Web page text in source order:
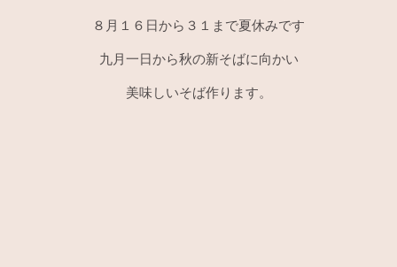
８月１６日から３１まで夏休みです
九月一日から秋の新そばに向かい
美味しいそば作ります。